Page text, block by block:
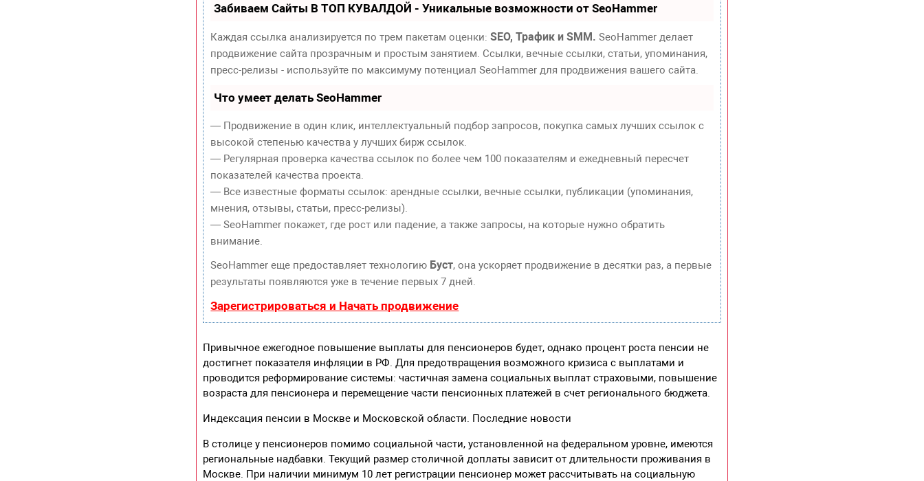
Забиваем Сайты В ТОП КУВАЛДОЙ - Уникальные возможности от SeoHammer
Каждая ссылка анализируется по трем пакетам оценки:SEO, Трафик и SMM. SeoHammer делает
продвижение сайта прозрачным и простым занятием. Ссылки, вечные ссылки, статьи, упоминания,
пресс-релизы - используйте по максимуму потенциал SeoHammer для продвижения вашего сайта.
Что умеет делать SeoHammer
— Продвижение в один клик, интеллектуальный подбор запросов, покупка самых лучших ссылок с
высокой степенью качества у лучших бирж ссылок.
— Регулярная проверка качества ссылок по более чем 100 показателям и ежедневный пересчет
показателей качества проекта.
— Все известные форматы ссылок: арендные ссылки, вечные ссылки, публикации (упоминания,
мнения, отзывы, статьи, пресс-релизы).
— SeoHammer покажет, где рост или падение, а также запросы, на которые нужно обратить
внимание.
SeoHammer еще предоставляет технологию Буст, она ускоряет продвижение в десятки раз, а первые
результаты появляются уже в течение первых 7 дней.
Зарегистрироваться и Начать продвижение
Привычное ежегодное повышение выплаты для пенсионеров будет, однако процент роста пенсии не
достигнет показателя инфляции в РФ. Для предотвращения возможного кризиса с выплатами и
проводится реформирование системы: частичная замена социальных выплат страховыми, повышение
возраста для пенсионера и перемещение части пенсионных платежей в счет регионального бюджета.
Индексация пенсии в Москве и Московской области. Последние новости
В столице у пенсионеров помимо социальной части, установленной на федеральном уровне, имеются
региональные надбавки. Текущий размер столичной доплаты зависит от длительности проживания в
Москве. При наличии минимум 10 лет регистрации пенсионер может рассчитывать на социальную